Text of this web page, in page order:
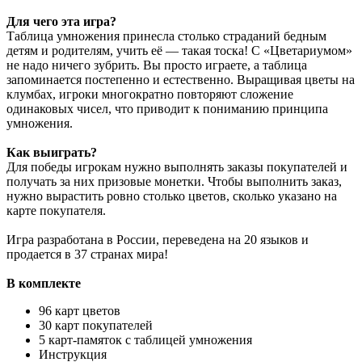
Для чего эта игра?
Таблица умножения принесла столько страданий бедным
детям и родителям, учить её — такая тоска! С «Цветариумом»
не надо ничего зубрить. Вы просто играете, а таблица
запоминается постепенно и естественно. Выращивая цветы на
клумбах, игроки многократно повторяют сложение
одинаковых чисел, что приводит к пониманию принципа
умножения.
Как выиграть?
Для победы игрокам нужно выполнять заказы покупателей и
получать за них призовые монетки. Чтобы выполнить заказ,
нужно вырастить ровно столько цветов, сколько указано на
карте покупателя.
Игра разработана в России, переведена на 20 языков и
продается в 37 странах мира!
В комплекте
96 карт цветов
30 карт покупателей
5 карт-памяток с таблицей умножения
Инструкция